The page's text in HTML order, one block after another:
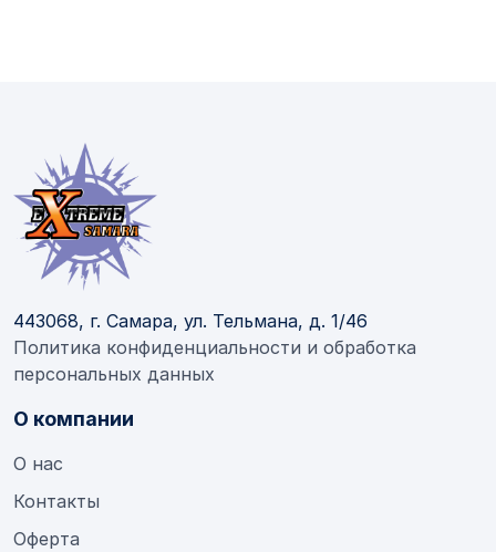
443068, г. Самара, ул. Тельмана, д. 1/46
Политика конфиденциальности и обработка
персональных данных
О компании
О нас
Контакты
Оферта